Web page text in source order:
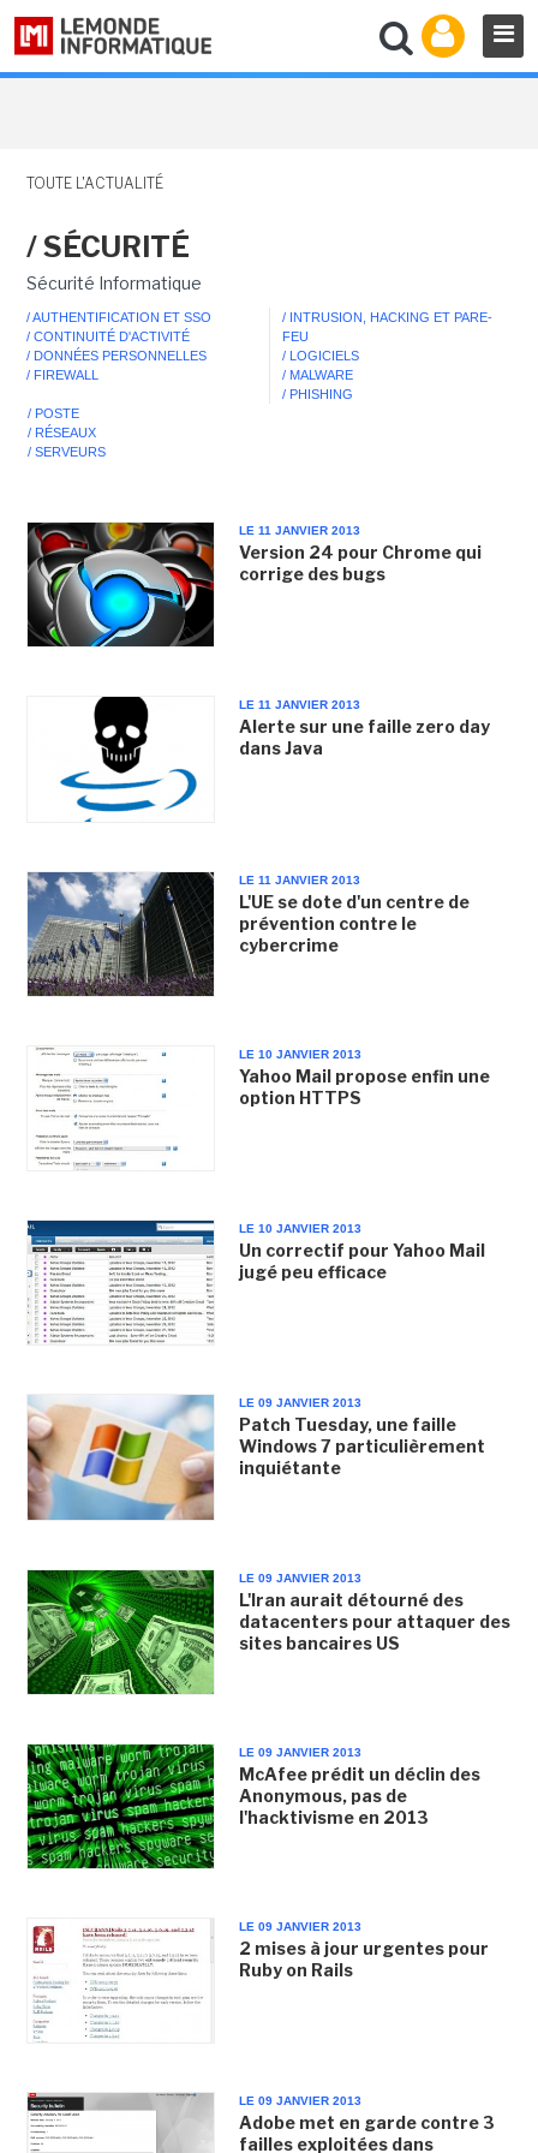
TOUTE L'ACTUALITÉ
/ SÉCURITÉ
Sécurité Informatique
/ AUTHENTIFICATION ET SSO
/ CONTINUITÉ D'ACTIVITÉ
/ DONNÉES PERSONNELLES
/ FIREWALL
/ INTRUSION, HACKING ET PARE-
FEU
/ LOGICIELS
/ MALWARE
/ PHISHING
/ POSTE
/ RÉSEAUX
/ SERVEURS
LE 11 JANVIER 2013
Version 24 pour Chrome qui
corrige des bugs
LE 11 JANVIER 2013
Alerte sur une faille zero day
dans Java
LE 11 JANVIER 2013
L'UE se dote d'un centre de
prévention contre le
cybercrime
LE 10 JANVIER 2013
Yahoo Mail propose enfin une
option HTTPS
LE 10 JANVIER 2013
Un correctif pour Yahoo Mail
jugé peu efficace
LE 09 JANVIER 2013
Patch Tuesday, une faille
Windows 7 particulièrement
inquiétante
LE 09 JANVIER 2013
L'Iran aurait détourné des
datacenters pour attaquer des
sites bancaires US
LE 09 JANVIER 2013
McAfee prédit un déclin des
Anonymous, pas de
l'hacktivisme en 2013
LE 09 JANVIER 2013
2 mises à jour urgentes pour
Ruby on Rails
LE 09 JANVIER 2013
Adobe met en garde contre 3
failles exploitées dans